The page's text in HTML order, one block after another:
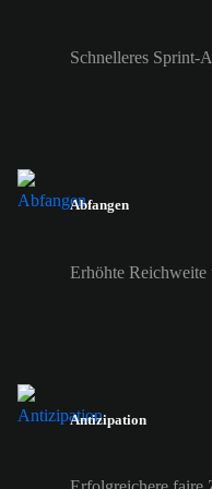
Schnelleres Sprint-
Abfangen
Erhöhte Reichweite
Antizipation